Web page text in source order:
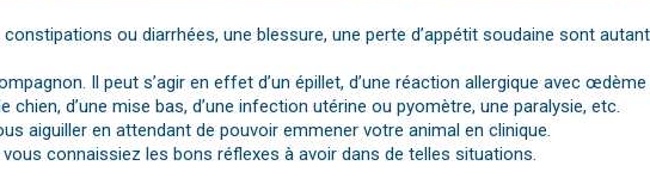
ou diarrhées, une blessure, une perte d’appétit soudaine sont
Il peut s’agir en effet d’un épillet, d’une réaction allergique avec
d’une mise bas, d’une infection utérine ou pyomètre, une paralysie, etc.
aiguiller en attendant de pouvoir emmener votre animal en clinique.
connaissiez les bons réflexes à avoir dans de telles situations.